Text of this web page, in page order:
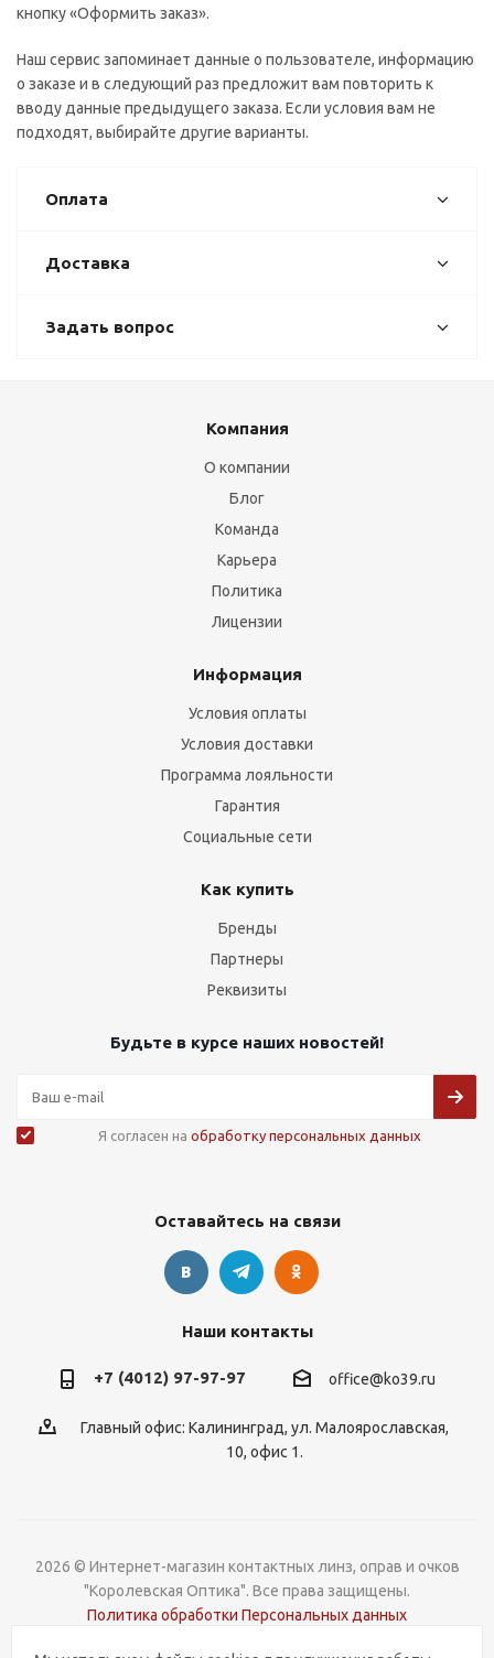
кнопку «Оформить заказ».
Наш сервис запоминает данные о пользователе, информацию
о заказе и в следующий раз предложит вам повторить к
вводу данные предыдущего заказа. Если условия вам не
подходят, выбирайте другие варианты.
Оплата
Доставка
Задать вопрос
Компания
О компании
Блог
Команда
Карьера
Политика
Лицензии
Информация
Условия оплаты
Условия доставки
Программа лояльности
Гарантия
Социальные сети
Как купить
Бренды
Партнеры
Реквизиты
Будьте в курсе наших новостей!
Я согласен на обработку персональных данных
Оставайтесь на связи
Наши контакты
+7 (4012) 97-97-97 office@ko39.ru
Главный офис: Калининград, ул. Малоярославская,
10, офис 1.
2026 © Интернет-магазин контактных линз, оправ и очков
"Королевская Оптика". Все права защищены.
Политика обработки Персональных данных